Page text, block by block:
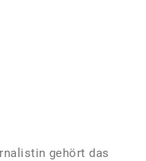
gehört das